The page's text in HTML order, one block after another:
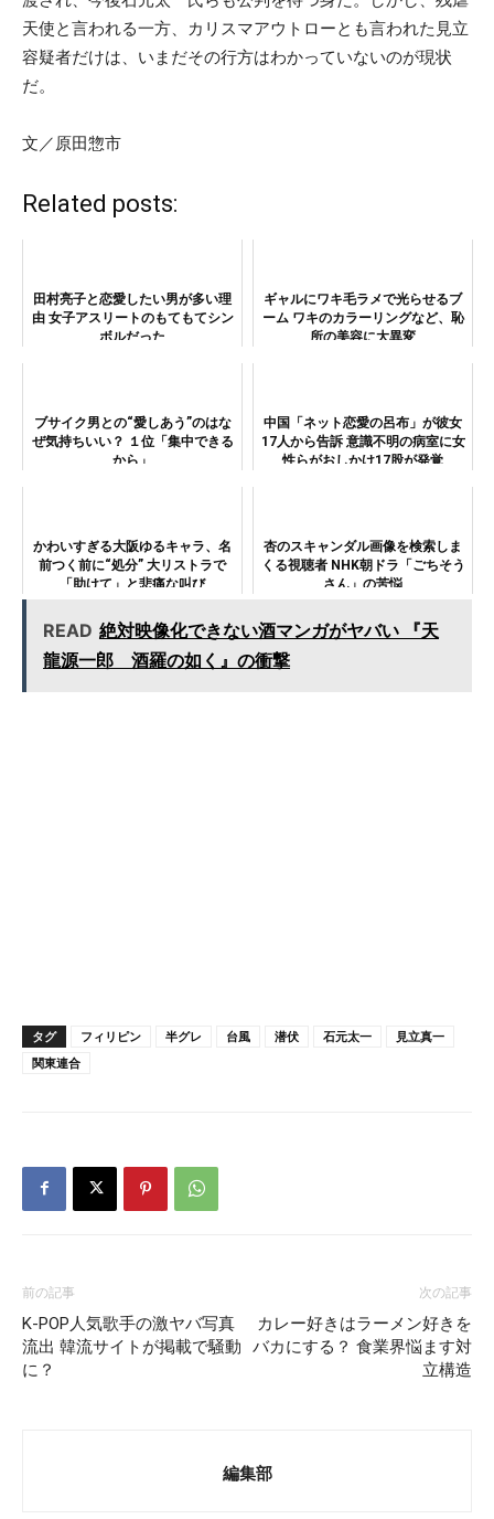
天使と言われる一方、カリスマアウトローとも言われた見立
容疑者だけは、いまだその行方はわかっていないのが現状
だ。
文／原田惣市
Related posts:
田村亮子と恋愛したい男が多い理
由 女子アスリートのもてもてシン
ボルだった
ギャルにワキ毛ラメで光らせるブ
ーム ワキのカラーリングなど、恥
所の美容に大異変
ブサイク男との“愛しあう”のはな
ぜ気持ちいい？ １位「集中できる
から」
中国「ネット恋愛の呂布」が彼女
17人から告訴 意識不明の病室に女
性らがおしかけ17股が発覚
かわいすぎる大阪ゆるキャラ、名
前つく前に“処分” 大リストラで
「助けて」と悲痛な叫び
杏のスキャンダル画像を検索しま
くる視聴者 NHK朝ドラ「ごちそう
さん」の苦悩
READ 絶対映像化できない酒マンガがヤバい 『天
龍源一郎 酒羅の如く』の衝撃
タグ フィリピン 半グレ 台風 潜伏 石元太一
見立真一
関東連合
前の記事
K-POP人気歌手の激ヤバ写真
流出 韓流サイトが掲載で騒動
に？
次の記事
カレー好きはラーメン好きを
バカにする？ 食業界悩ます対
立構造
編集部